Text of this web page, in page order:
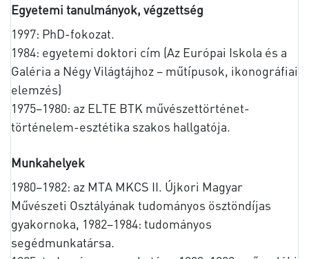
Egyetemi tanulmányok, végzettség
1997: PhD-fokozat.
1984: egyetemi doktori cím (Az Európai Iskola és a
Galéria a Négy Világtájhoz – műtípusok, ikonográfiai
elemzés)
1975–1980: az ELTE BTK művészettörténet-
történelem-esztétika szakos hallgatója.
Munkahelyek
1980–1982: az MTA MKCS II. Újkori Magyar
Művészeti Osztályának tudományos ösztöndíjas
gyakornoka, 1982–1984: tudományos
segédmunkatársa.